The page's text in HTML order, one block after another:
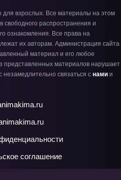
взрослых. Все материалы на этом
свободного распространения и
ознакомления. Все права на
их авторам. Администрация сайта
материал и его любое
представленных материалов нарушает
связаться с нами и
соглашение